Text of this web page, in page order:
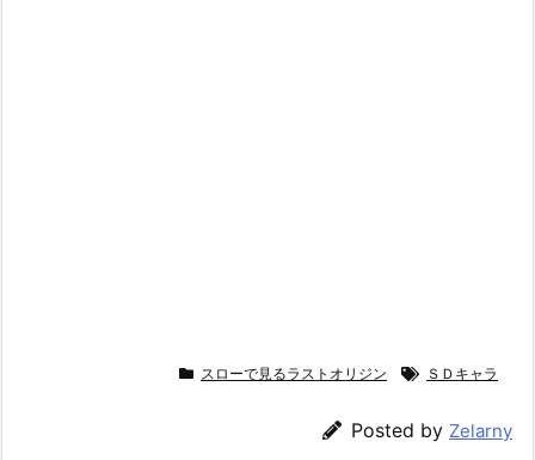
スローで見るラストオリジン ＳＤキャラ
Posted by Zelarny